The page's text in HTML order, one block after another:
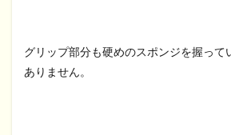
グリップ部分も硬めのスポンジを握って
ありません。